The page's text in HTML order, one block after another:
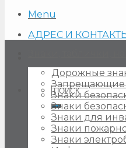
Menu
АДРЕС И
Искать:
Дорожные
Запрещающие
Знаки
Знаки
Знаки для
Знаки
Знаки